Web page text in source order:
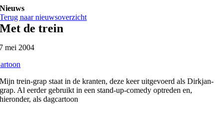
Ga
naar
inhoud
Nieuws
Terug naar nieuwsoverzicht
Met de trein
mei 2004
Mijn trein-grap staat in de kranten, deze keer uitgevoerd als Dirkjan-
grap. Al eerder gebruikt in een stand-up-comedy optreden en,
hieronder, als dagcartoon